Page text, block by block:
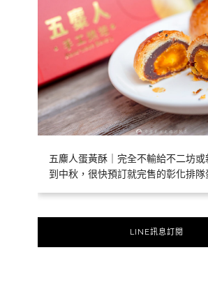
五麋人蛋黃酥｜完全不輸給不二坊
到中秋，很快預訂就完售的彰化排隊
LINE訊息訂閱